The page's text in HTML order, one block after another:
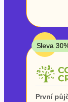
V
ano
ne
TOP
Sleva
První